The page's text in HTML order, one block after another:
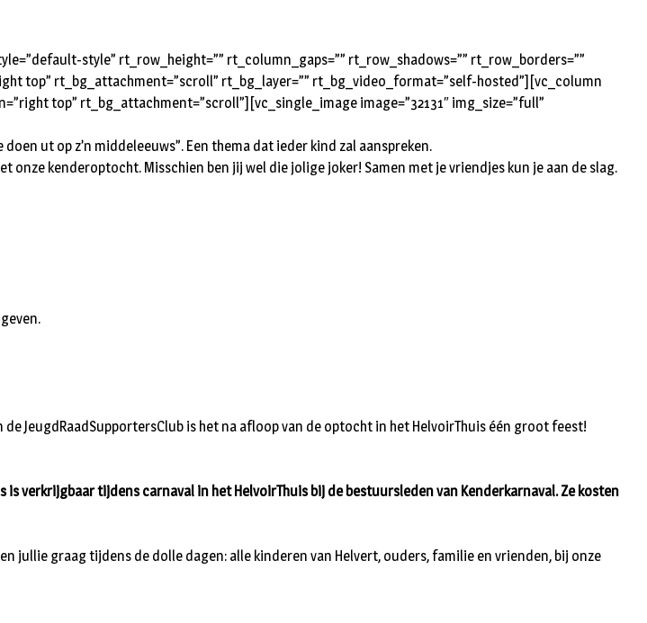
style” rt_row_height=”” rt_column_gaps=”” rt_row_shadows=”” rt_row_borders=””
top” rt_bg_attachment=”scroll” rt_bg_layer=”” rt_bg_video_format=”self-hosted”][vc_column
top” rt_bg_attachment=”scroll”][vc_single_image image=”32131″ img_size=”full”
ut op z’n middeleeuws”. Een thema dat ieder kind zal aanspreken.
kenderoptocht. Misschien ben jij wel die jolige joker! Samen met je vriendjes kun je aan de slag.
de JeugdRaadSupportersClub is het na afloop van de optocht in het HelvoirThuis één groot feest!
verkrijgbaar tijdens carnaval in het HelvoirThuis bij de bestuursleden van Kenderkarnaval. Ze kosten
jullie graag tijdens de dolle dagen: alle kinderen van Helvert, ouders, familie en vrienden, bij onze